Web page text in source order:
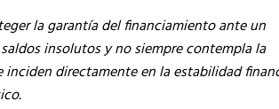
la garantía del financiamiento ante un
insolutos y no siempre contempla la
directamente en la estabilidad